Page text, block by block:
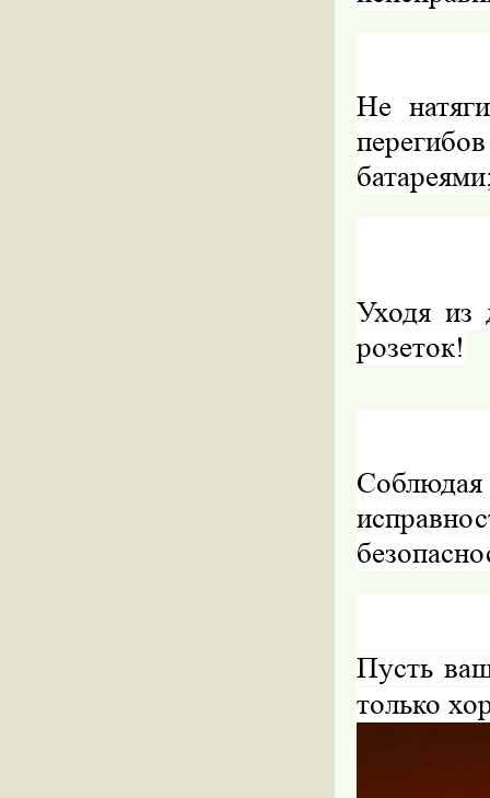
Не
Уходя из
розеток!
Соблюдая
Пусть
только